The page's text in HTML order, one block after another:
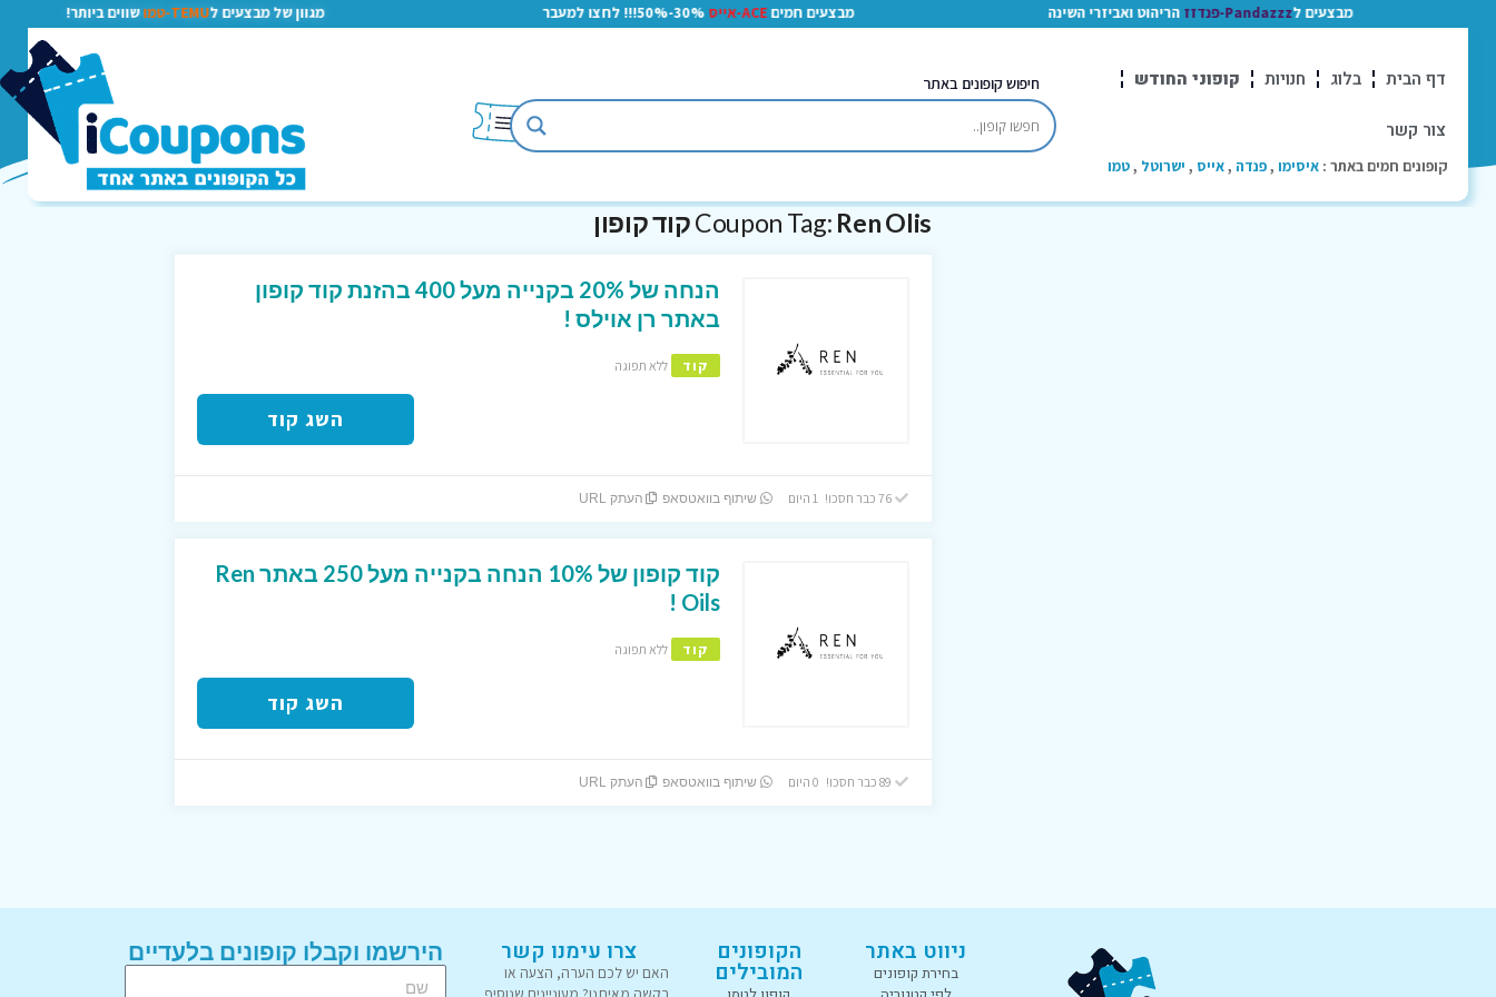
מבצעים לPandazzz-פנדזז הריהוט ואביזרי השינה מבצעים חמיםACE-אייס 30%-50%!!! לחצו למעבר מגוון של מבצעים לTEMU-טמו שווים ביותר!
דף הבית בלוג חנויות קופוני החודש
צור קשר
קופונים חמים באתר : איסימו ,פנדה ,אייס , ישרוטל ,טמו
חיפוש קופונים באתר
Coupon Tag: Ren Olis קוד קופון
הנחה של 20% בקנייה מעל 400 בהזנת קוד קופון
באתר רן אוילס !
קוד ללא תפוגה
השג קוד
76 כבר חסכו! 1 היום שיתוף בוואטסאפ העתק URL
קוד קופון של 10% הנחה בקנייה מעל 250 באתר Ren
Oils !
קוד ללא תפוגה
השג קוד
שיתוף בוואטסאפ העתק URL
ניווט באתר
בחירת קופונים
הקופונים
המובילים
צרו עימנו קשר
האם יש לכם הערה, הצעה או
הירשמו וקבלו קופונים בלעדיים